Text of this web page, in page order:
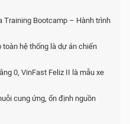
Training Bootcamp – Hành trình
hệ thống là dự án chiến
0, VinFast Feliz II là mẫu xe
cung ứng, ổn định nguồn